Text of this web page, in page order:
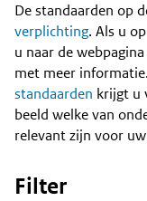
Content
De standaarden op
verplichting. Als u
u naar de
met meer
standaarden krijgt u
beeld welke van
relevant zijn voor
Filter